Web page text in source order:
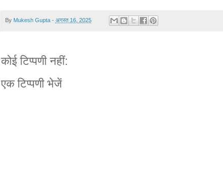
By Mukesh Gupta - अगस्त 16, 2025
कोई टिप्पणी नहीं:
एक टिप्पणी भेजें